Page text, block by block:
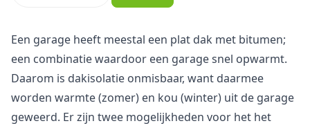
Een garage heeft meestal een plat dak met bitumen;
een combinatie waardoor een garage snel opwarmt.
Daarom is dakisolatie onmisbaar, want daarmee
worden warmte (zomer) en kou (winter) uit de garage
geweerd. Er zijn twee mogelijkheden voor het het